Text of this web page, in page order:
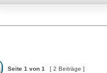
Seite 1 von 1 [ 2 Beiträge ]